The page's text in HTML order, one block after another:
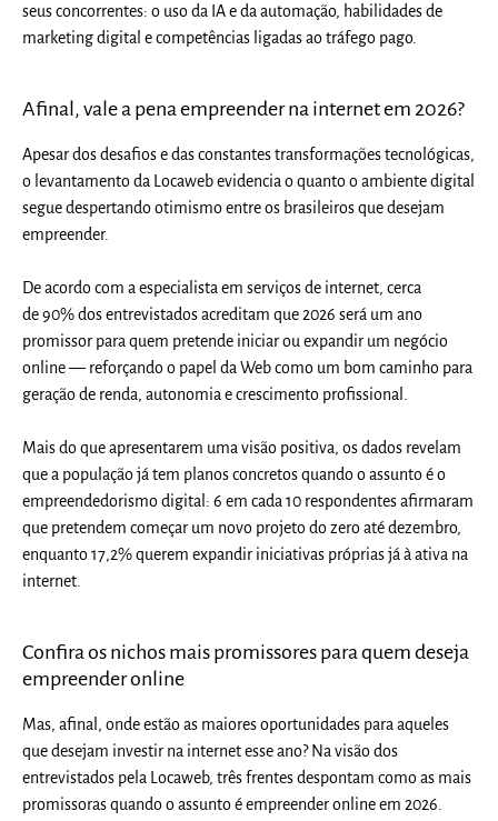
seus concorrentes:o uso da IA e da automação, habilidades de
marketing digital e competências ligadas ao tráfego pago.
Afinal, vale a pena empreender na internet em 2026?
Apesar dos desafios e das constantes transformações tecnológicas,
o levantamento da Locaweb evidencia o quanto o ambiente digital
segue despertando otimismo entre os brasileiros que desejam
empreender.
De acordo com a especialista em serviços de internet, cerca
de90% dos entrevistados acreditam que 2026 será um ano
promissor para quem pretende iniciar ou expandir um negócio
online— reforçando o papel da Web como um bom caminho para
geração de renda, autonomia e crescimento profissional.
Mais do que apresentarem uma visão positiva, os dados revelam
que a população já tem planos concretos quando o assunto é o
empreendedorismo digital:6 em cada 10 respondentes afirmaram
que pretendem começar um novo projeto do zero até dezembro,
enquanto 17,2% querem expandir iniciativas próprias já à ativa na
internet.
Confira os nichos mais promissores para quem deseja
empreender online
Mas, afinal, onde estão as maiores oportunidades para aqueles
que desejam investir na internet esse ano? Na visão dos
entrevistados pela Locaweb, três frentes despontam como as mais
promissoras quando o assunto é empreender online em 2026.